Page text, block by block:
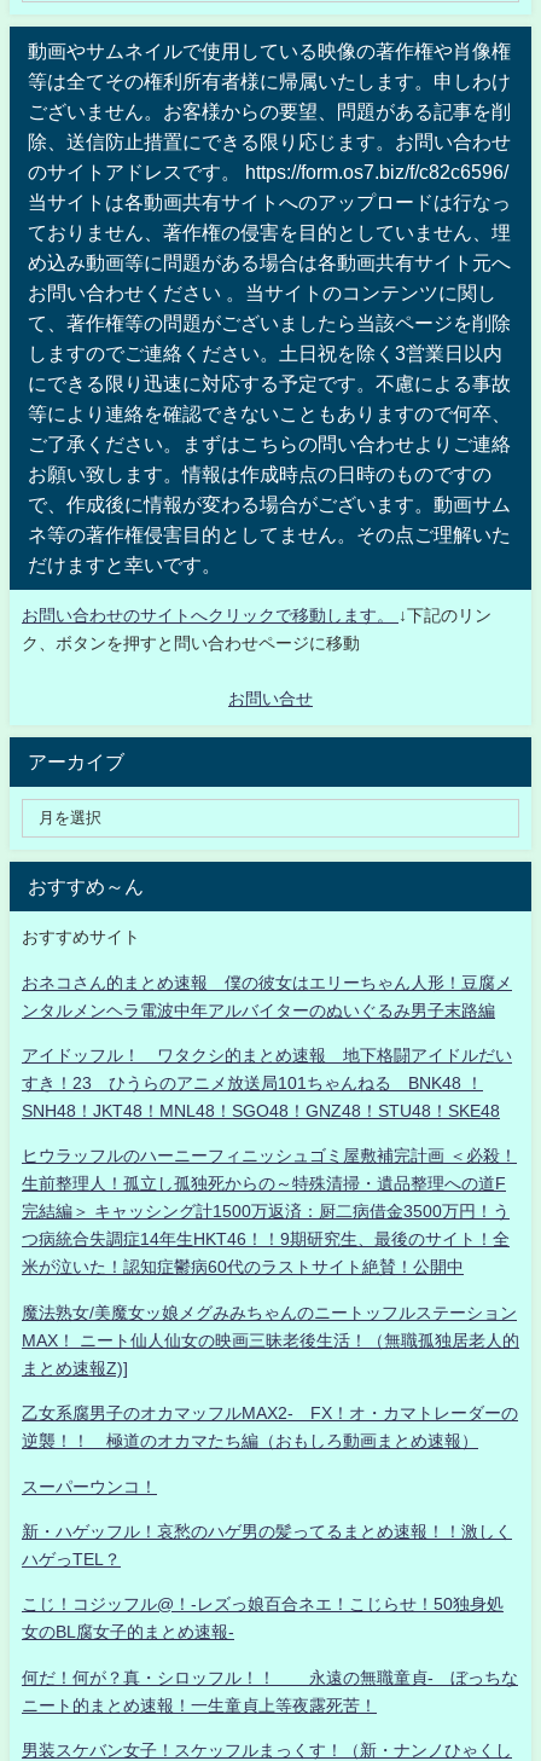
動画やサムネイルで使用している映像の著作権や肖像権
等は全てその権利所有者様に帰属いたします。申しわけ
ございません。お客様からの要望、問題がある記事を削
除、送信防止措置にできる限り応じます。お問い合わせ
のサイトアドレスです。 https://form.os7.biz/f/c82c6596/
当サイトは各動画共有サイトへのアップロードは行なっ
ておりません、著作権の侵害を目的としていません、埋
め込み動画等に問題がある場合は各動画共有サイト元へ
お問い合わせください 。当サイトのコンテンツに関し
て、著作権等の問題がございましたら当該ページを削除
しますのでご連絡ください。土日祝を除く3営業日以内
にできる限り迅速に対応する予定です。不慮による事故
等により連絡を確認できないこともありますので何卒、
ご了承ください。まずはこちらの問い合わせよりご連絡
お願い致します。情報は作成時点の日時のものですの
で、作成後に情報が変わる場合がございます。動画サム
ネ等の著作権侵害目的としてません。その点ご理解いた
だけますと幸いです。
お問い合わせのサイトへクリックで移動します。
↓下記のリン
ク、ボタンを押すと問い合わせページに移動
お問い合せ
アーカイブ
おすすめ～ん
おすすめサイト
おネコさん的まとめ速報 僕の彼女はエリーちゃん人形！豆腐メ
ンタルメンヘラ電波中年アルバイターのぬいぐるみ男子末路編
アイドッフル！ ワタクシ的まとめ速報 地下格闘アイドルだい
すき！23 ひうらのアニメ放送局101ちゃんねる BNK48 ！
SNH48！JKT48！MNL48！SGO48！GNZ48！STU48！SKE48
ヒウラッフルのハーニーフィニッシュゴミ屋敷補完計画 ＜必殺！
生前整理人！孤立し孤独死からの～特殊清掃・遺品整理への道F
完結編＞ キャッシング計1500万返済：厨二病借金3500万円！う
つ病統合失調症14年生HKT46！！9期研究生、最後のサイト！全
米が泣いた！認知症鬱病60代のラストサイト絶賛！公開中
魔法熟女/美魔女ッ娘メグみみちゃんのニートッフルステーション
MAX！ ニート仙人仙女の映画三昧老後生活！（無職孤独居老人的
まとめ速報Z)]
乙女系腐男子のオカマッフルMAX2- FX！オ・カマトレーダーの
逆襲！！ 極道のオカマたち編（おもしろ動画まとめ速報）
スーパーウンコ！
新・ハゲッフル！哀愁のハゲ男の髪ってるまとめ速報！！激しく
ハゲっTEL？
こじ！コジッフル@！-レズっ娘百合ネエ！こじらせ！50独身処
女のBL腐女子的まとめ速報-
何だ！何が？真・シロッフル！！ 永遠の無職童貞- ぼっちな
ニート的まとめ速報！一生童貞上等夜露死苦！
男装スケバン女子！スケッフルまっくす！（新・ナンノひゃくし